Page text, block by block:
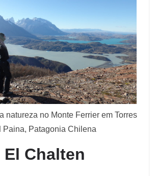
natureza no Monte Ferrier em Torres
Paina, Patagonia Chilena
El Chalten